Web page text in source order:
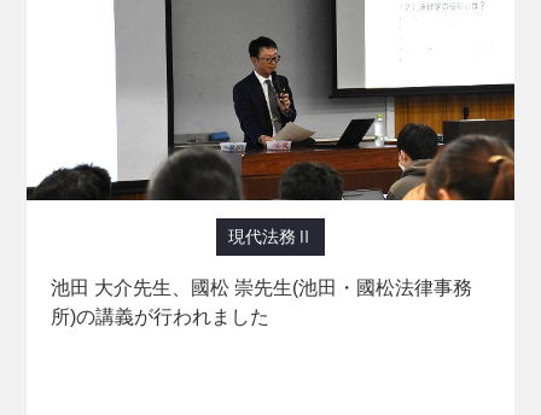
現代法務Ⅱ
池田 大介先生、國松 崇先生(池田・國松法律事務
所)の講義が行われました